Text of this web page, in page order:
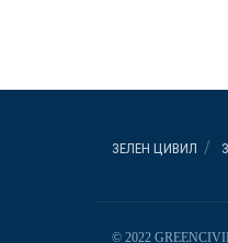
ЗЕЛЕН ЦИВИЛ
© 2022